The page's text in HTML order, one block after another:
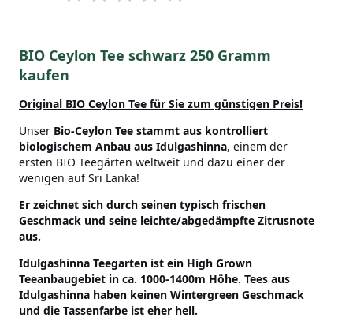
BIO Ceylon Tee schwarz 250 Gramm
kaufen
Original BIO Ceylon Tee für Sie zum günstigen Preis!
Unser Bio-Ceylon Tee stammt aus kontrolliert
biologischem Anbau aus Idulgashinna, einem der
ersten BIO Teegärten weltweit und dazu einer der
wenigen auf Sri Lanka!
Er zeichnet sich durch seinen typisch frischen
Geschmack und seine leichte/abgedämpfte Zitrusnote
aus.
Idulgashinna Teegarten ist ein High Grown
Teeanbaugebiet in ca. 1000-1400m Höhe. Tees aus
Idulgashinna haben keinen Wintergreen Geschmack
und die Tassenfarbe ist eher hell.